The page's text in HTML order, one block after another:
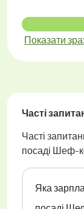
Показати
Часті
Часті
посаді Шеф-
Яка